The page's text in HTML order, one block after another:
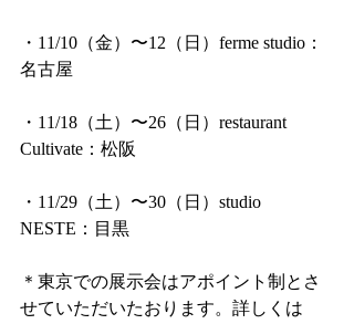
・11/10（金）〜12（日）ferme studio：
名古屋
・11/18（土）〜26（日）restaurant
Cultivate：松阪
・11/29（土）〜30（日）studio
NESTE：目黒
＊東京での展示会はアポイント制とさ
せていただいたおります。詳しくは